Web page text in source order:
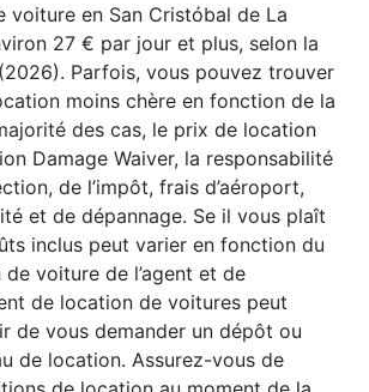
voiture en San Cristóbal de La
27 € par jour et plus, selon la
Parfois, vous pouvez trouver
moins chère en fonction de la
des cas, le prix de location
Damage Waiver, la responsabilité
de l’impôt, frais d’aéroport,
et de dépannage. Se il vous plaît
inclus peut varier en fonction du
voiture de l’agent et de
de location de voitures peut
de vous demander un dépôt ou
de location. Assurez-vous de